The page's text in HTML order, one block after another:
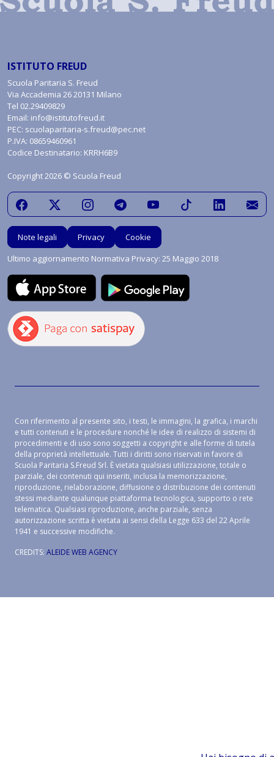
ISTITUTO FREUD
Scuola Paritaria S. Freud
Via Accademia 26 20131 Milano
Tel 02.29409829
Email: info@istitutofreud.it
PEC: scuolaparitaria-s.freud@pec.net
P.IVA: 08659460961
Codice Destinatario: KRRH6B9
Copyright 2026 © Scuola Freud
Note legali Privacy
Cookie
Ultimo aggiornamento Normativa Privacy: 25 Maggio 2018
Con riferimento al presente sito, i testi, le immagini, la grafica, i marchi
e tutti contenuti e le procedure nonché le idee di realizzo di sistemi di
procedimenti e di uso sono soggetti a copyright e alle forme di tutela
della proprietà intellettuale. Tutti i diritti sono riservati in favore di
Scuola Paritaria S.Freud Srl. È vietata qualsiasi utilizzazione, totale o
parziale, dei contenuti qui inseriti, inclusa la memorizzazione,
riproduzione, rielaborazione, diffusione o distribuzione dei contenuti
stessi mediante qualunque piattaforma tecnologica, supporto o rete
telematica. Qualsiasi riproduzione, anche parziale, senza
autorizzazione scritta è vietata ai sensi della Legge 633 del 22 Aprile
1941 e successive modifiche.
CREDITS: ALEIDE WEB AGENCY